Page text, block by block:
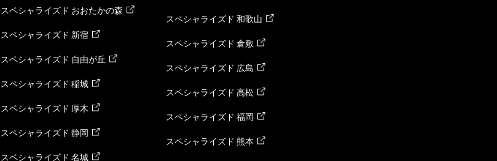
スペシャライズド おおたかの森
スペシャライズド 新宿
スペシャライズド 自由が丘
スペシャライズド 稲城
スペシャライズド 厚木
スペシャライズド 静岡
スペシャライズド 名城
スペシャライズド 和歌山
スペシャライズド 倉敷
スペシャライズド 広島
スペシャライズド 高松
スペシャライズド 福岡
スペシャライズド 熊本